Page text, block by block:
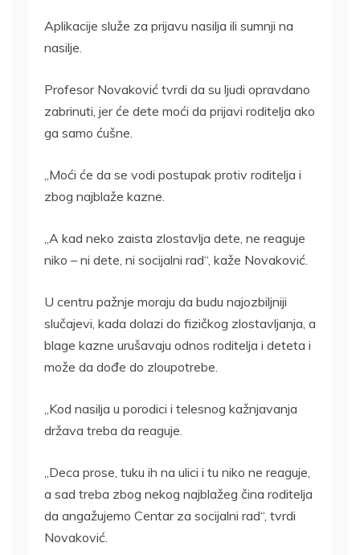
Aplikacije služe za prijavu nasilja ili sumnji na
nasilje.
Profesor Novaković tvrdi da su ljudi opravdano
zabrinuti, jer će dete moći da prijavi roditelja ako
ga samo ćušne.
„Moći će da se vodi postupak protiv roditelja i
zbog najblaže kazne.
„A kad neko zaista zlostavlja dete, ne reaguje
niko – ni dete, ni socijalni rad“, kaže Novaković.
U centru pažnje moraju da budu najozbiljniji
slučajevi, kada dolazi do fizičkog zlostavljanja, a
blage kazne urušavaju odnos roditelja i deteta i
može da dođe do zloupotrebe.
„Kod nasilja u porodici i telesnog kažnjavanja
država treba da reaguje.
„Deca prose, tuku ih na ulici i tu niko ne reaguje,
a sad treba zbog nekog najblažeg čina roditelja
da angažujemo Centar za socijalni rad“, tvrdi
Novaković.